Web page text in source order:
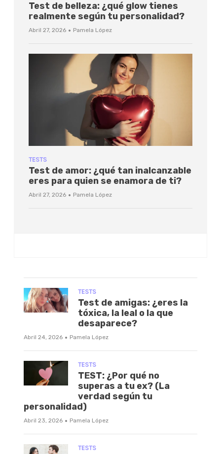
Test de belleza: ¿qué glow tienes
realmente según tu personalidad?
Abril 27, 2026 · Pamela López
TESTS
Test de amor: ¿qué tan inalcanzable
eres para quien se enamora de ti?
Abril 27, 2026 · Pamela López
TESTS
Test de amigas: ¿eres la
tóxica, la leal o la que
desaparece?
Abril 24, 2026 · Pamela López
TESTS
TEST: ¿Por qué no
superas a tu ex? (La
verdad según tu
personalidad)
Abril 23, 2026 · Pamela López
TESTS